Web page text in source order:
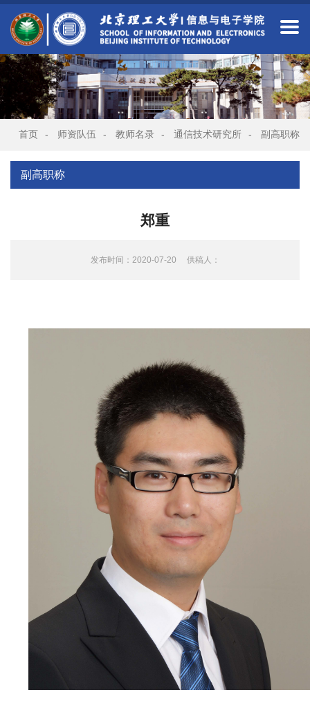
首页 - 师资队伍 - 教师名录 - 通信技术研究所 - 副高职称
副高职称
郑重
发布时间：2020-07-20 供稿人：